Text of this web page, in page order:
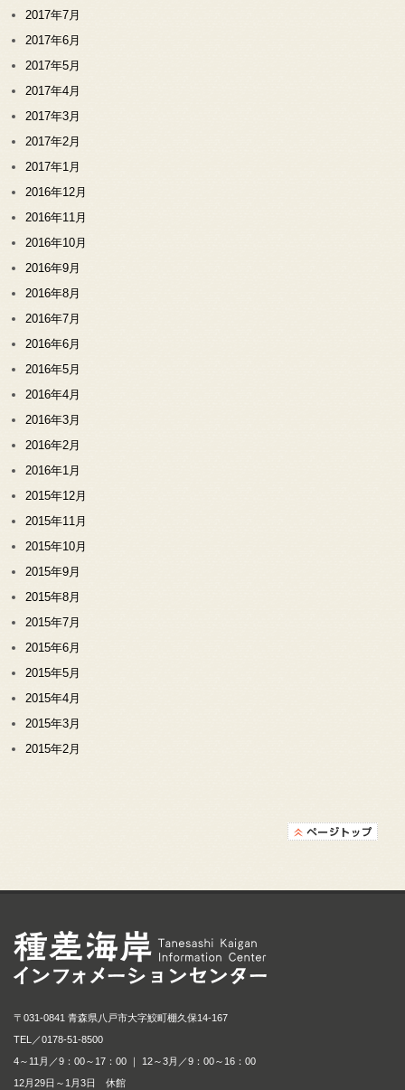
2017年7月
2017年6月
2017年5月
2017年4月
2017年3月
2017年2月
2017年1月
2016年12月
2016年11月
2016年10月
2016年9月
2016年8月
2016年7月
2016年6月
2016年5月
2016年4月
2016年3月
2016年2月
2016年1月
2015年12月
2015年11月
2015年10月
2015年9月
2015年8月
2015年7月
2015年6月
2015年5月
2015年4月
2015年3月
2015年2月
〒031-0841 青森県八戸市大字鮫町棚久保14-167
TEL／0178-51-8500
4～11月／9：00～17：00 ｜ 12～3月／9：00～16：00
12月29日～1月3日 休館